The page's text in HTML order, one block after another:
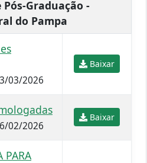
Pós-Graduação -
do Pampa
03/2026
Baixar
02/2026
Baixar
PARA